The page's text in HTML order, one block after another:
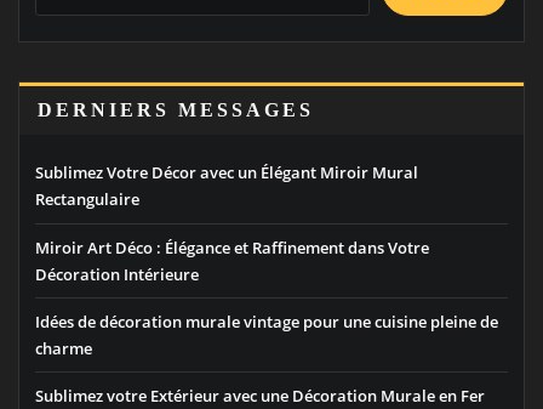
DERNIERS MESSAGES
Sublimez Votre Décor avec un Élégant Miroir Mural
Rectangulaire
Miroir Art Déco : Élégance et Raffinement dans Votre
Décoration Intérieure
Idées de décoration murale vintage pour une cuisine pleine de
charme
Sublimez votre Extérieur avec une Décoration Murale en Fer